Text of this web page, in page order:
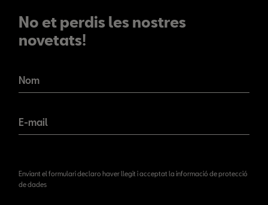
No et perdis les nostres
novetats!
novetats!
Nom
E-mail
Enviant el formulari declaro haver llegit i acceptat la informació de protecció
de dades